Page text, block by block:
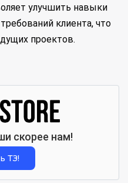
улучшить навыки
клиента, что
проектов.
скорее нам!
ТЗ!